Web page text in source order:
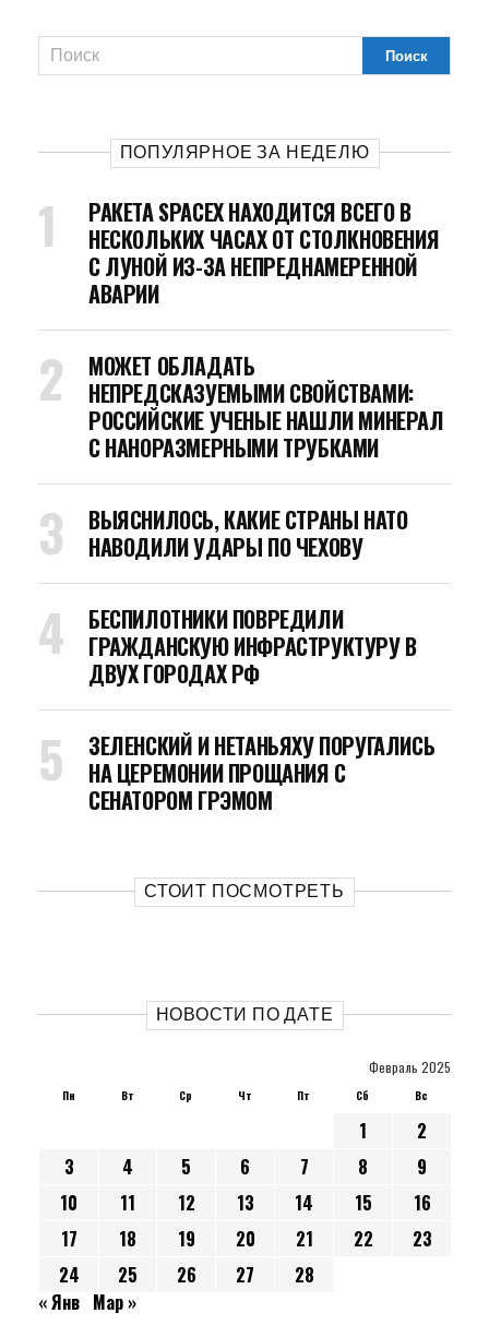
ПОПУЛЯРНОЕ ЗА НЕДЕЛЮ
РАКЕТА SPACEX НАХОДИТСЯ ВСЕГО В
НЕСКОЛЬКИХ ЧАСАХ ОТ СТОЛКНОВЕНИЯ
С ЛУНОЙ ИЗ-ЗА НЕПРЕДНАМЕРЕННОЙ
АВАРИИ
МОЖЕТ ОБЛАДАТЬ
НЕПРЕДСКАЗУЕМЫМИ СВОЙСТВАМИ:
РОССИЙСКИЕ УЧЕНЫЕ НАШЛИ МИНЕРАЛ
С НАНОРАЗМЕРНЫМИ ТРУБКАМИ
ВЫЯСНИЛОСЬ, КАКИЕ СТРАНЫ НАТО
НАВОДИЛИ УДАРЫ ПО ЧЕХОВУ
БЕСПИЛОТНИКИ ПОВРЕДИЛИ
ГРАЖДАНСКУЮ ИНФРАСТРУКТУРУ В
ДВУХ ГОРОДАХ РФ
ЗЕЛЕНСКИЙ И НЕТАНЬЯХУ ПОРУГАЛИСЬ
НА ЦЕРЕМОНИИ ПРОЩАНИЯ С
СЕНАТОРОМ ГРЭМОМ
СТОИТ ПОСМОТРЕТЬ
НОВОСТИ ПО ДАТЕ
Февраль 2025
Пн Вт Ср Чт Пт Сб Вс
1
2
3
4 5 6 7 8
9
10
11 12 13 14 15
16
17
18 19 20 21 22
23
24
25 26 27
28
« Янв Мар »